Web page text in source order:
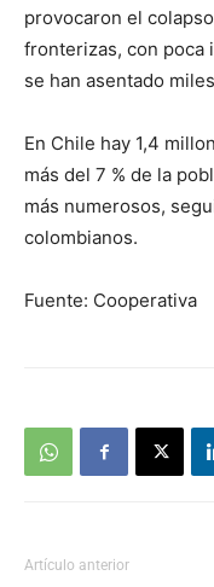
provocaron el
fronterizas, con poca
se han asentado
En Chile hay 1,4
más del 7 % de la
más numerosos,
colombianos.
Fuente: Cooperativa
Artículo anterior